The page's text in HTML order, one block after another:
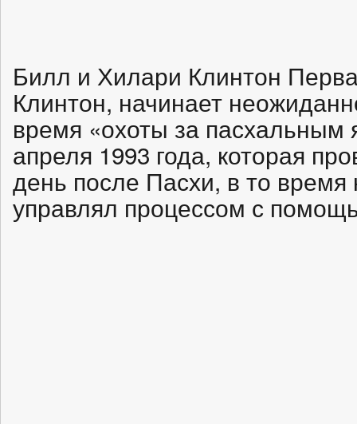
Билл и Хилари Клинтон
Клинтон, начинает
время «охоты за
апреля 1993 года, которая
день после Пасхи, в то
управлял процессом с